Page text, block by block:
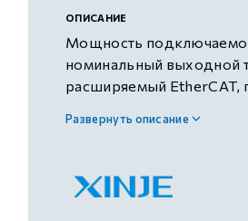
ОПИСАНИЕ
Мощность
номинальный выходной
расширяемый EtherCAT,
RS485, 2 канала
канал релейного
питание 380В AC
Развернуть описание